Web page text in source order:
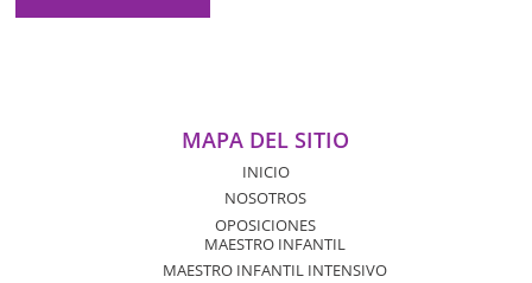
MAPA DEL SITIO
INICIO
NOSOTROS
OPOSICIONES
MAESTRO INFANTIL
MAESTRO INFANTIL INTENSIVO